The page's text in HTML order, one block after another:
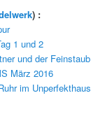
) :
1 und 2
und der Feinstaub
März 2016
im Unperfekthaus